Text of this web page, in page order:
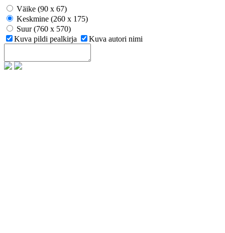
Väike (90 x 67)
Keskmine (260 x 175)
Suur (760 x 570)
Kuva pildi pealkirja
Kuva autori nimi